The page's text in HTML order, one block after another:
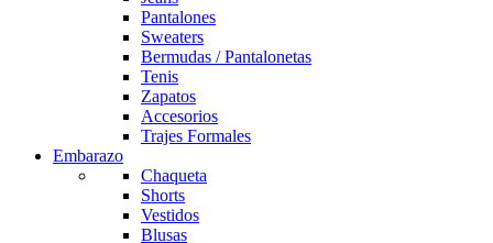
Pantalones
Sweaters
Bermudas / Pantalonetas
Tenis
Zapatos
Accesorios
Trajes Formales
Embarazo
Chaqueta
Shorts
Vestidos
Blusas